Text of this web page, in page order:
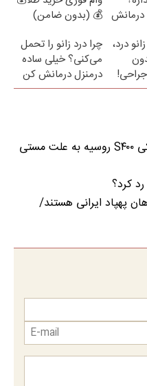
💰 (بدون ضامن)
درد، چرا درد زانو را تحمل
می‌کنی؟ خیلی ساده
درمنزل درمانش کن
(ویدئو) چپ‌کردن سامانه موشکی S۴۰۰ روسیه به علت مستی
پهپاد ایرانی هستند/